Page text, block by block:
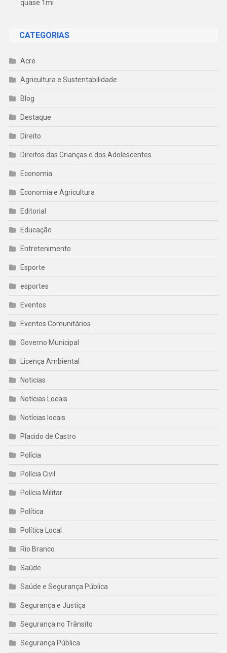
quase 1mi
CATEGORIAS
Acre
Agricultura e Sustentabilidade
Blog
Destaque
Direito
Direitos das Crianças e dos Adolescentes
Economia
Economia e Agricultura
Editorial
Educação
Entretenimento
Esporte
esportes
Eventos
Eventos Comunitários
Governo Municipal
Licença Ambiental
Noticias
Notícias Locais
Notícias locais
Placido de Castro
Polícia
Polícia Civil
Polícia Militar
Política
Política Local
Rio Branco
Saúde
Saúde e Segurança Pública
Segurança e Justiça
Segurança no Trânsito
Segurança Pública